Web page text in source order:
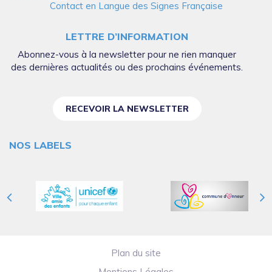
Contact en Langue des Signes Française
LETTRE D’INFORMATION
Abonnez-vous à la newsletter pour ne rien manquer
des dernières actualités ou des prochains événements.
RECEVOIR LA NEWSLETTER
NOS LABELS
Plan du site